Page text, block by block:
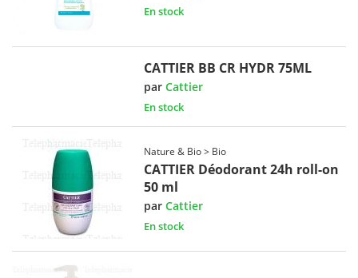
En stock
CATTIER BB CR HYDR 75ML
parCattier
En stock
Nature & Bio > Bio
CATTIER Déodorant 24h roll-on
50 ml
parCattier
En stock